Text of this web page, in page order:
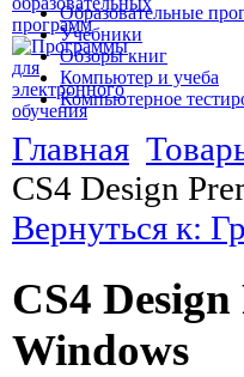
Образовательные
Учебники
Обзоры книг
Компьютер и учеба
Компьютерное
Главная
CS4 Design
Вернуться к:
CS4
Windows